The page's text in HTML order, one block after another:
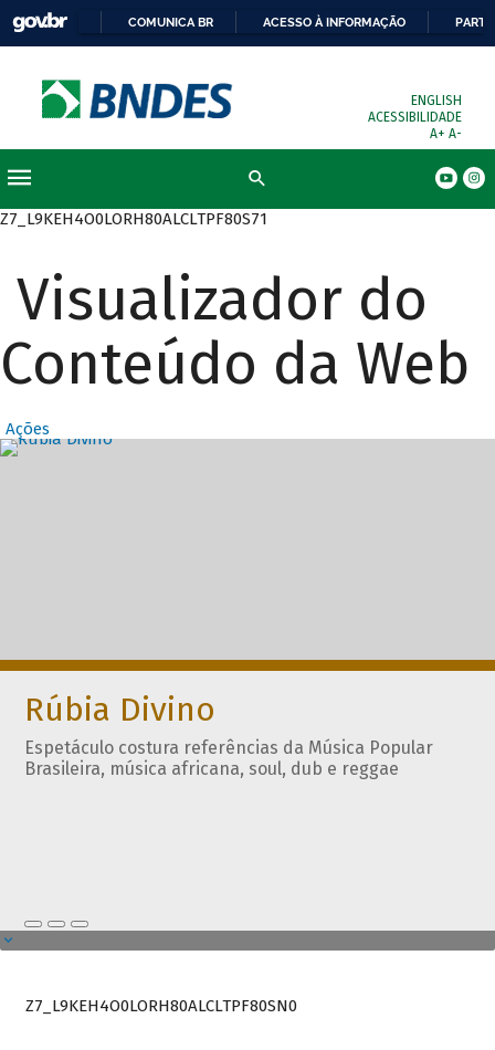
COMUNICA BR ACESSO À INFORMAÇÃO
ENGLISH
ACESSIBILIDADE
A+ A-
Z7_L9KEH4O0LORH80ALCLTPF80S71
Visualizador do
Conteúdo da Web
Ações
Destaques
Rúbia Divino
Espetáculo costura referências da Música Popular
Brasileira, música africana, soul, dub e reggae
Z7_L9KEH4O0LORH80ALCLTPF80SN0